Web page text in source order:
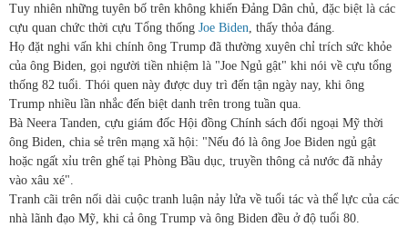
Tuy nhiên những tuyên bố trên không khiến Đảng Dân chủ, đặc biệt là các
cựu quan chức thời cựu Tổng thống Joe Biden , thấy thỏa đáng.
Họ đặt nghi vấn khi chính ông Trump đã thường xuyên chỉ trích sức khỏe
của ông Biden, gọi người tiền nhiệm là "Joe Ngủ gật" khi nói về cựu tổng
thống 82 tuổi. Thói quen này được duy trì đến tận ngày nay, khi ông
Trump nhiều lần nhắc đến biệt danh trên trong tuần qua.
Bà Neera Tanden, cựu giám đốc Hội đồng Chính sách đối ngoại Mỹ thời
ông Biden, chia sẻ trên mạng xã hội: "Nếu đó là ông Joe Biden ngủ gật
hoặc ngất xỉu trên ghế tại Phòng Bầu dục, truyền thông cả nước đã nhảy
vào xâu xé".
Tranh cãi trên nối dài cuộc tranh luận nảy lửa về tuổi tác và thể lực của các
nhà lãnh đạo Mỹ, khi cả ông Trump và ông Biden đều ở độ tuổi 80.